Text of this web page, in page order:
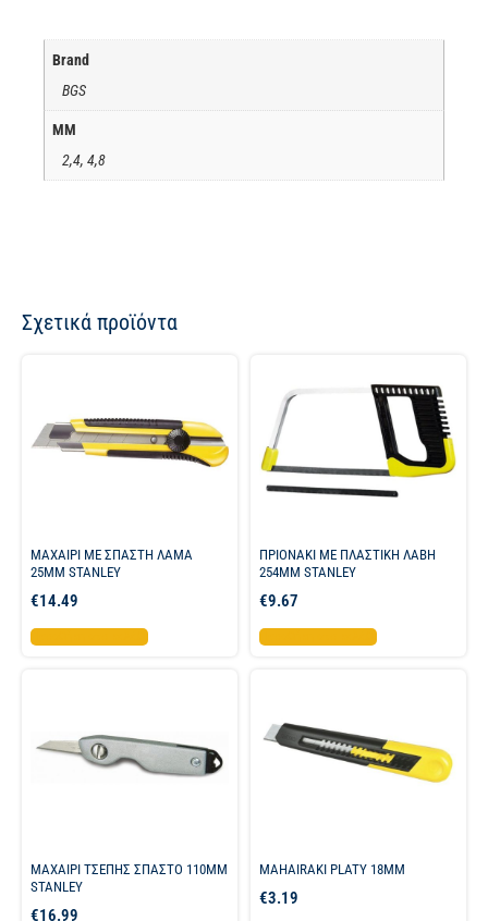
Brand
BGS
ΜΜ
2,4, 4,8
Σχετικά προϊόντα
ΜΑΧΑΙΡΙ ME ΣΠΑΣΤΗ ΛΑΜΑ
25ΜΜ STANLEY
€14.49
Προσθήκη στο καλάθι
ΠΡΙΟΝΑΚΙ ΜΕ ΠΛΑΣΤΙΚΗ ΛΑΒΗ
254ΜΜ STANLEY
€9.67
Προσθήκη στο καλάθι
ΜΑΧΑΙΡΙ ΤΣΕΠΗΣ ΣΠΑΣΤΟ 110MM
STANLEY
€16.99
MAHAIRAKI PLATY 18MM
€3.19